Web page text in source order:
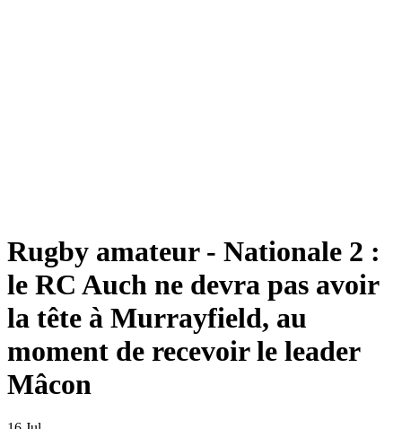
Rugby amateur - Nationale 2 :
le RC Auch ne devra pas avoir
la tête à Murrayfield, au
moment de recevoir le leader
Mâcon